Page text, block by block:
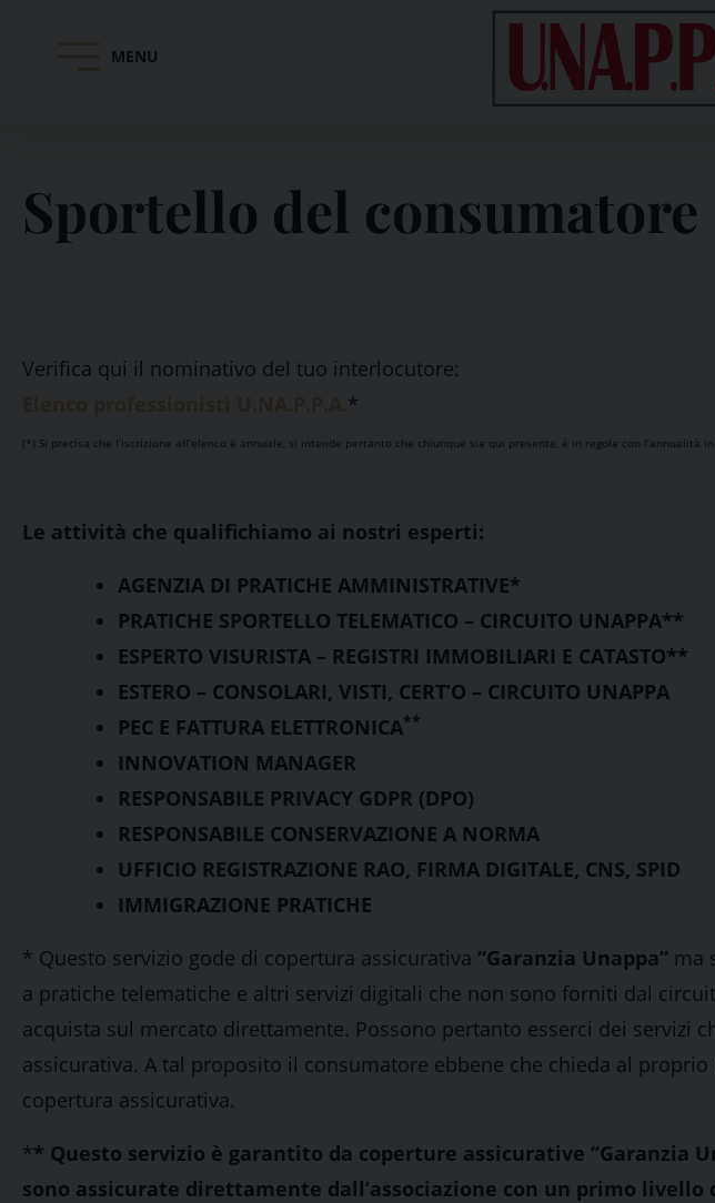
MENU
Sportello del consumatore
Verifica qui il nominativo del tuo interlocutore:
*
(*) Si precisa che l’iscrizione all’elenco è annuale, si intende pertanto che chiunque sia qui presente, è in regola con l’annualità
Le attività che qualifichiamo ai nostri esperti:
AGENZIA DI PRATICHE AMMINISTRATIVE*
PRATICHE SPORTELLO TELEMATICO – CIRCUITO UNAPPA**
ESPERTO VISURISTA – REGISTRI IMMOBILIARI E CATASTO**
ESTERO – CONSOLARI, VISTI, CERT’O – CIRCUITO UNAPPA
PEC E FATTURA ELETTRONICA**
INNOVATION MANAGER
RESPONSABILE PRIVACY GDPR (DPO)
RESPONSABILE CONSERVAZIONE A NORMA
UFFICIO REGISTRAZIONE RAO, FIRMA DIGITALE, CNS, SPID
IMMIGRAZIONE PRATICHE
* Questo servizio gode di copertura assicurativa “Garanzia Unappa” ma
a pratiche telematiche e altri servizi digitali che non sono forniti dal
acquista sul mercato direttamente. Possono pertanto esserci dei servizi
assicurativa. A tal proposito il consumatore ebbene che chieda al
copertura assicurativa.
** Questo servizio è garantito da coperture assicurative “Garanzia
sono assicurate direttamente dall’associazione con un primo livello